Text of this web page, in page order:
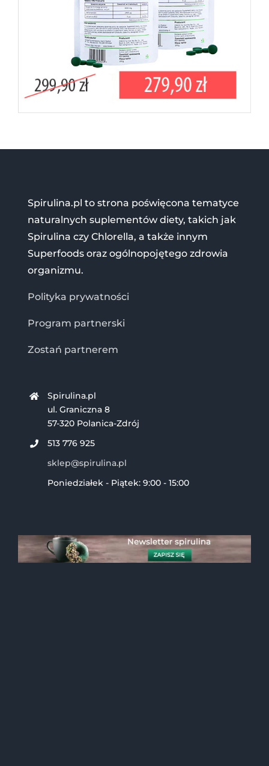
Spirulina.pl to strona poświęcona tematyce
naturalnych suplementów diety, takich jak
Spirulina czy Chlorella, a także innym
Superfoods oraz ogólnopojętego zdrowia
organizmu.
Polityka prywatności
Program partnerski
Zostań partnerem
Spirulina.pl
ul. Graniczna 8
57-320 Polanica-Zdrój
513 776 925
sklep@spirulina.pl
Poniedziałek - Piątek: 9:00 - 15:00